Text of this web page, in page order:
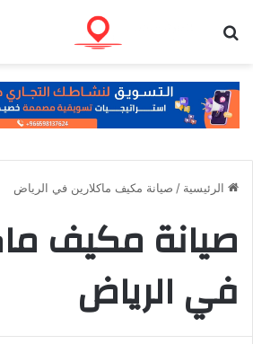
الرئيسية / صيانة مكيف ماكلارين في الرياض
صيانة مكيف
في الرياض